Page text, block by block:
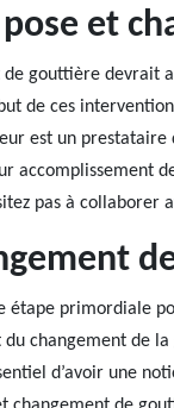
et
de gouttière
de ces
est un
accomplissement
pas à collaborer
étape primordiale
du changement de
d’avoir une